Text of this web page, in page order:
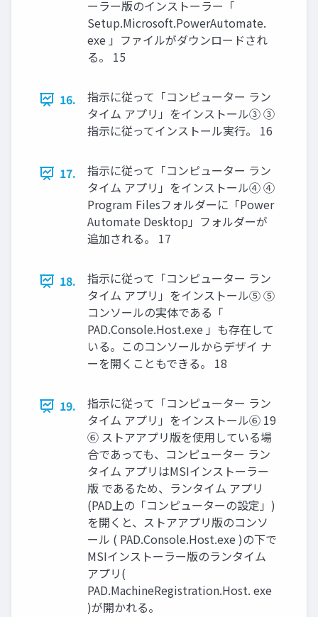
ーラー版のインストーラー「
Setup.Microsoft.PowerAutomate.
exe 」ファイルがダウンロードされ
る。 15
16.
指示に従って「コンピューター ラン
タイム アプリ」をインストール③ ③
指示に従ってインストール実行。 16
17.
指示に従って「コンピューター ラン
タイム アプリ」をインストール④ ④
Program Filesフォルダーに「Power
Automate Desktop」フォルダーが
追加される。 17
18.
指示に従って「コンピューター ラン
タイム アプリ」をインストール⑤ ⑤
コンソールの実体である「
PAD.Console.Host.exe 」も存在して
いる。このコンソールからデザイ ナ
ーを開くこともできる。 18
19.
指示に従って「コンピューター ラン
タイム アプリ」をインストール⑥ 19
⑥ ストアアプリ版を使用している場
合であっても、コンピューター ラン
タイム アプリはMSIインストーラー
版 であるため、ランタイム アプリ
(PAD上の「コンピューターの設定」)
を開くと、ストアアプリ版のコンソ
ール ( PAD.Console.Host.exe )の下で
MSIインストーラー版のランタイム
アプリ(
PAD.MachineRegistration.Host. exe
)が開かれる。